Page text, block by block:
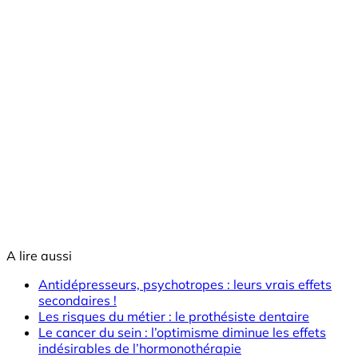
A lire aussi
Antidépresseurs, psychotropes : leurs vrais effets
secondaires !
Les risques du métier : le prothésiste dentaire
Le cancer du sein : l’optimisme diminue les effets
indésirables de l’hormonothérapie